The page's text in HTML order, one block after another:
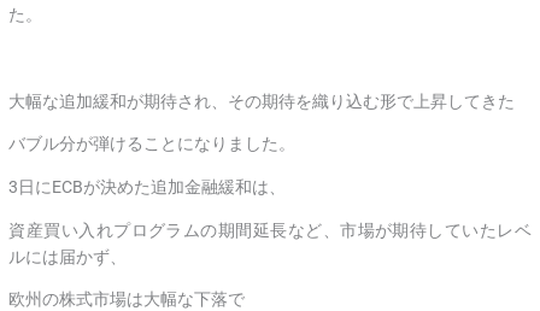
た。
大幅な追加緩和が期待され、その期待を織り込む形で上昇してきた
バブル分が弾けることになりました。
3日にECBが決めた追加金融緩和は、
資産買い入れプログラムの期間延長など、市場が期待していたレベ
ルには届かず、
欧州の株式市場は大幅な下落で